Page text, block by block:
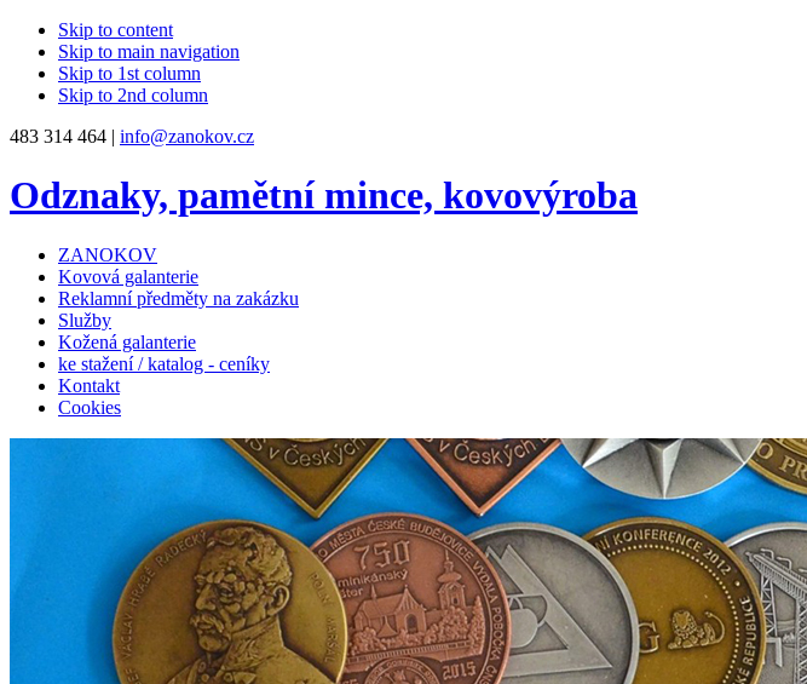
Skip to content
Skip to main navigation
Skip to 1st column
Skip to 2nd column
483 314 464 | info@zanokov.cz
Odznaky, pamětní mince, kovovýroba
ZANOKOV
Kovová galanterie
Reklamní předměty na zakázku
Služby
Kožená galanterie
ke stažení / katalog - ceníky
Kontakt
Cookies